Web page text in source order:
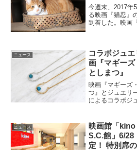
今週末、2017年
る映画『猫忍』
到着した。映画
に遭遇...
ニュース
コラボジュ
画『マギー
としまつ』
映画『マギーズ
つ』とジュエリ
によるコラボジ
で働くマギー(グ
化人類学者・ジ...
ニュース
映画館「
S.C.館」6/28
定！ 特別席